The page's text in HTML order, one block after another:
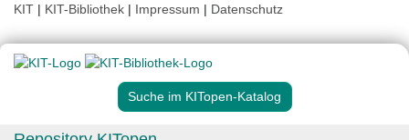
KIT | KIT-Bibliothek | Impressum | Datenschutz
Suche im KITopen-Katalog